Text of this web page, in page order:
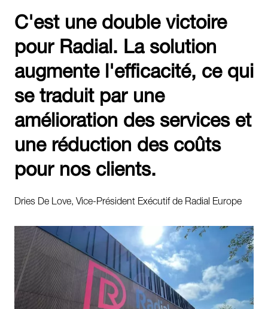
C'est une double victoire
pour Radial. La solution
augmente l'efficacité, ce qui
se traduit par une
amélioration des services et
une réduction des coûts
pour nos clients.
Dries De Love, Vice-Président Exécutif de Radial Europe